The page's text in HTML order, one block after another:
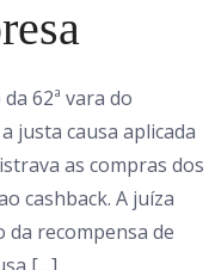
62ª vara do
justa causa aplicada
as compras dos
cashback. A juíza
da recompensa de